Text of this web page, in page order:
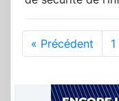
« Précédent 1